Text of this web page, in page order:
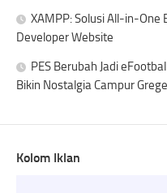
XAMPP: Solusi All-in-One
Developer Website
PES Berubah Jadi
Bikin Nostalgia Campur
Kolom Iklan